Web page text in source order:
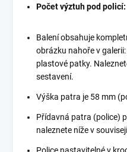
Počet výztuh pod policí:
Balení obsahuje
obrázku nahoře v
plastové patky.
sestavení.
Výška patra je 58 mm
Přídavná patra (police)
naleznete níže v